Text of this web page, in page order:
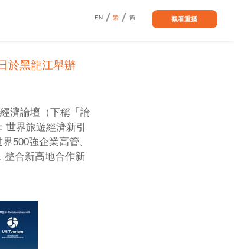
EN 繁 简 觀看重播
於黑龍江舉辦
濟論壇（下稱「論
界旅遊經濟新引
500強企業高管、
整合新高地合作新